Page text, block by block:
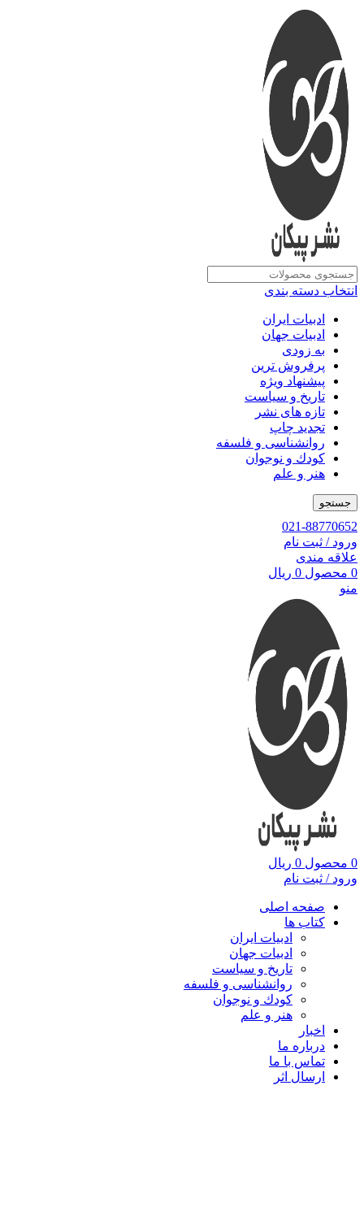
انتخاب دسته بندی
ادبیات ایران
ادبیات جهان
به زودی
پرفروش ترین
پیشنهاد ویژه
تاریخ و سیاست
تازه های نشر
تجدید چاپ
روانشناسی و فلسفه
کودك و نوجوان
هنر و علم
جستجو
021-88770652
ورود / ثبت نام
علاقه مندی
0 محصول 0 ریال
منو
0 محصول 0 ریال
ورود / ثبت نام
صفحه اصلی
کتاب ها
ادبیات ایران
ادبیات جهان
تاریخ و سیاست
روانشناسی و فلسفه
کودك و نوجوان
هنر و علم
اخبار
درباره ما
تماس با ما
ارسال اثر